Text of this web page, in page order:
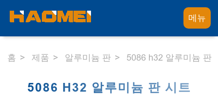
메뉴
홈 제품 알루미늄 판 5086 h32 알루미늄 판
5086 H32 알루미늄 판 시트